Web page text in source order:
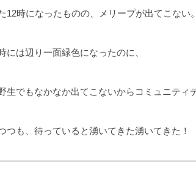
12時になったものの、メリープが出てこない。
には辺り一面緑色になったのに、
生でもなかなか出てこないからコミュニティ
つも、待っていると湧いてきた湧いてきた！